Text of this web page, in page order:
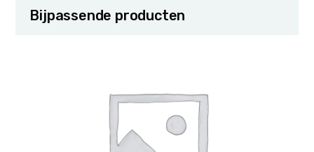
Bijpassende producten